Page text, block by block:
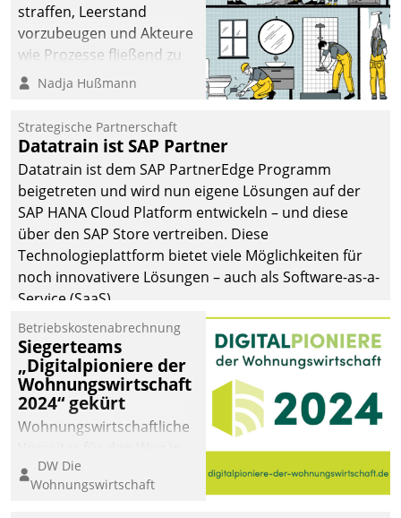
straffen, Leerstand
vorzubeugen und Akteure
wie Prozesse fließend zu
vernetzen, nutzt die
Jahresbeginn eine
Überblick, Einsicht und
Eingriff bietende Lösung.
Zur Entwicklung setzte
man auf
Cloudtechnologie,
bewährte und Startup-
Partner sowie erstmals
agile Projektmethoden.
Nadja Hußmann
Strategische Partnerschaft
Datatrain ist SAP Partner
Datatrain ist dem SAP PartnerEdge Programm
beigetreten und wird nun eigene Lösungen auf der
SAP HANA Cloud Platform entwickeln – und diese
über den SAP Store vertreiben. Diese
Technologieplattform bietet viele Möglichkeiten für
noch innovativere Lösungen – auch als Software-as-a-
Service (SaaS).
Betriebskostenabrechnung
Siegerteams
„Digitalpioniere der
Wohnungswirtschaft
2024“ gekürt
Wohnungswirtschaftliche
eine digitale Zukunft zu
finden, ist das Ziel des
DW Die
Wohnungswirtschaft